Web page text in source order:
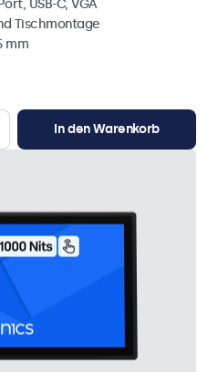
USB-C, VGA
Tischmontage
mm
In den Warenkorb